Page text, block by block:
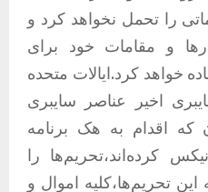
را تحمل نخواهد کرد و
و مقامات خود برای
خواهد کرد.ایالات متحده
اخیر عناصر سایبری
که اقدام به هک برنامه
کرده‌اند،تحریم‌ها را
تحریم‌ها،کلیه اموال و